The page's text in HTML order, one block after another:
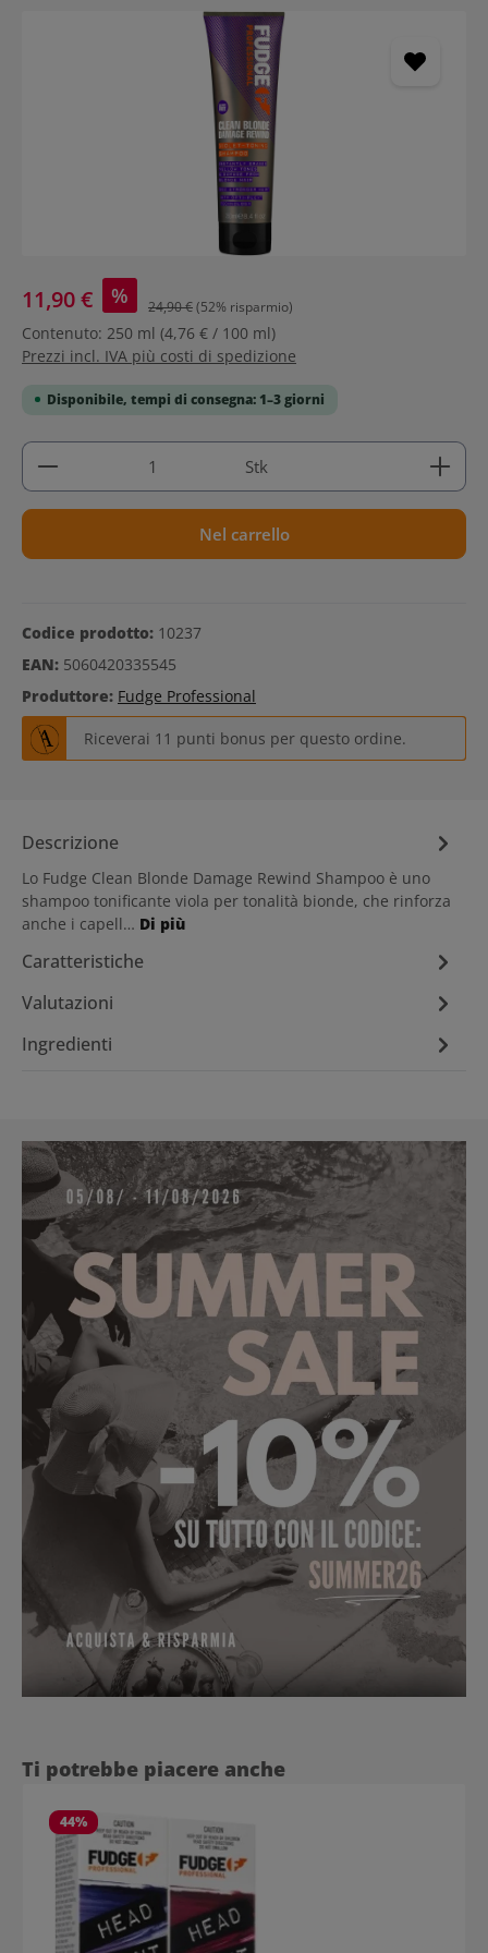
Salta la galleria di immagini
11,90 € % 24,90 €(52% risparmio)
Contenuto: 250 ml (4,76 € / 100 ml)
Prezzi incl. IVA più costi di spedizione
Disponibile, tempi di consegna: 1–3 giorni
Quantità del prodotto: inserisci la quantità
Stk
Nel carrello
Codice prodotto: 10237
EAN: 5060420335545
Produttore: Fudge Professional
Riceverai 11 punti bonus per questo ordine.
Descrizione
Lo Fudge Clean Blonde Damage Rewind Shampoo è uno
shampoo tonificante viola per tonalità bionde, che rinforza
anche i capell… Di più
Caratteristiche
Valutazioni
Ingredienti
Salta la galleria dei prodotti
Ti potrebbe piacere anche
44%